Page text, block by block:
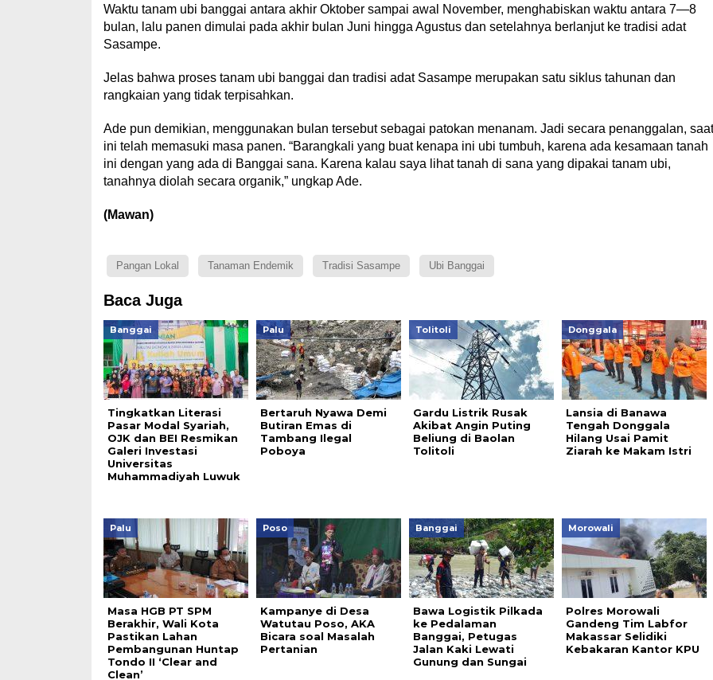
Waktu tanam ubi banggai antara akhir Oktober sampai awal November, menghabiskan waktu antara 7—8
bulan, lalu panen dimulai pada akhir bulan Juni hingga Agustus dan setelahnya berlanjut ke tradisi adat
Sasampe.
Jelas bahwa proses tanam ubi banggai dan tradisi adat Sasampe merupakan satu siklus tahunan dan
rangkaian yang tidak terpisahkan.
Ade pun demikian, menggunakan bulan tersebut sebagai patokan menanam. Jadi secara penanggalan, saat
ini telah memasuki masa panen. “Barangkali yang buat kenapa ini ubi tumbuh, karena ada kesamaan tanah
ini dengan yang ada di Banggai sana. Karena kalau saya lihat tanah di sana yang dipakai tanam ubi,
tanahnya diolah secara organik,” ungkap Ade.
(Mawan)
Pangan Lokal Tanaman Endemik Tradisi Sasampe Ubi Banggai
Baca Juga
Banggai
Tingkatkan Literasi
Pasar Modal Syariah,
OJK dan BEI Resmikan
Galeri Investasi
Universitas
Muhammadiyah Luwuk
Palu
Bertaruh Nyawa Demi
Butiran Emas di
Tambang Ilegal
Poboya
Tolitoli
Gardu Listrik Rusak
Akibat Angin Puting
Beliung di Baolan
Tolitoli
Donggala
Lansia di Banawa
Tengah Donggala
Hilang Usai Pamit
Ziarah ke Makam Istri
Palu
Masa HGB PT SPM
Berakhir, Wali Kota
Pastikan Lahan
Pembangunan Huntap
Tondo II ‘Clear and
Clean’
Poso
Kampanye di Desa
Watutau Poso, AKA
Bicara soal Masalah
Pertanian
Banggai
Bawa Logistik Pilkada
ke Pedalaman
Banggai, Petugas
Jalan Kaki Lewati
Gunung dan Sungai
Morowali
Polres Morowali
Gandeng Tim Labfor
Makassar Selidiki
Kebakaran Kantor KPU